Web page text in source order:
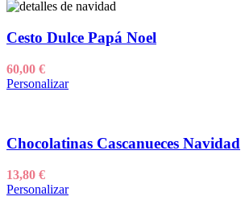
Cesto Dulce Papá Noel
60,00 €
Personalizar
Chocolatinas Cascanueces Navidad
13,80 €
Personalizar